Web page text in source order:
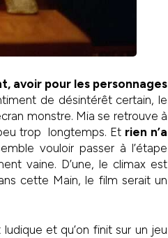
avoir pour les personnages
de désintérêt certain, le
monstre. Mia se retrouve à
trop longtemps. Et rien n’a
vouloir passer à l’étape
vaine. D’une, le climax est
cette Main, le film serait un
et qu’on finit sur un jeu